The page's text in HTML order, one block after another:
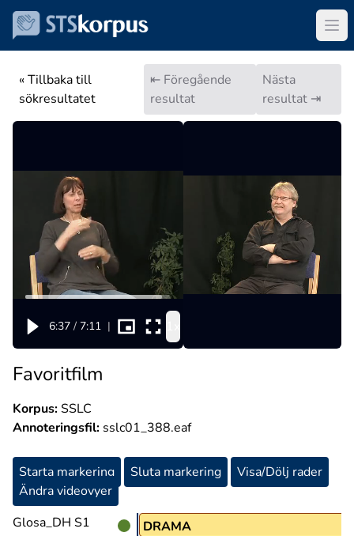
« Tillbaka till
sökresultatet
⇤ Föregående
resultat
Nästa
resultat ⇥
6:37 / 7:11 |
Favoritfilm
Korpus:SSLC
Annoteringsfil: sslc01_388.eaf
Starta markering Sluta markering
Visa/Dölj rader
Ändra videovyer
Glosa_DH S1
GLOSA:(?) DRAMA